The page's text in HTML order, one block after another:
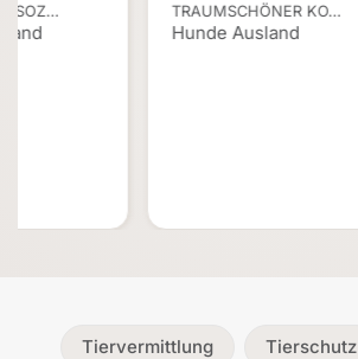
TRAUMSCHÖNER KO…
Hunde Ausland
SOZ…
Tiervermittlung Tierschutz